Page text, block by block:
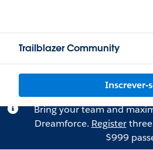
Trailblazer Community
Inscrever-
Bring your team and
Dreamforce. Registerthree
$999